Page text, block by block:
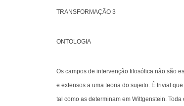
TRANSFORMAÇÃO 3
ONTOLOGIA
Os campos de intervenção filosófica não são
e extensos a uma teoria do sujeito. É trivial
tal como as determinam em Wittgenstein.